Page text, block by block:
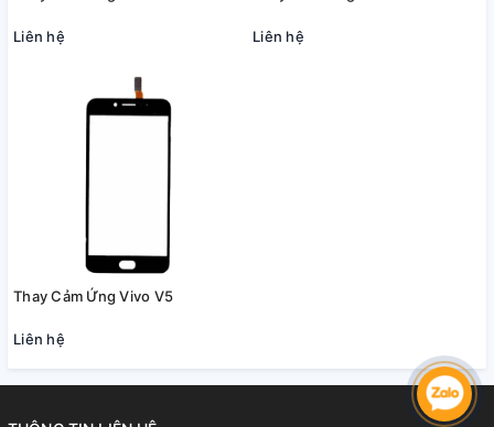
Liên hệ Liên hệ
Thay Cảm Ứng Vivo V5
Liên hệ